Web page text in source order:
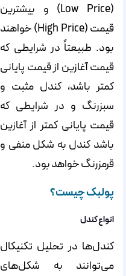
(Low Price) و بیشترین
قیمت (High Price) خواهند
بود. طبیعتاً در شرایطی که
قیمت آغازین از قیمت پایانی
کمتر باشد، کندل مثبت و
سبزرنگ و در شرایطی که
قیمت پایانی کمتر از آغازین
باشد کندل به شکل منفی و
قرمزرنگ خواهد بود.
پولبک چیست؟
انواع کندل
کندل‌ها در تحلیل تکنیکال
می‌توانند به شکل‌‌‌‌‌های